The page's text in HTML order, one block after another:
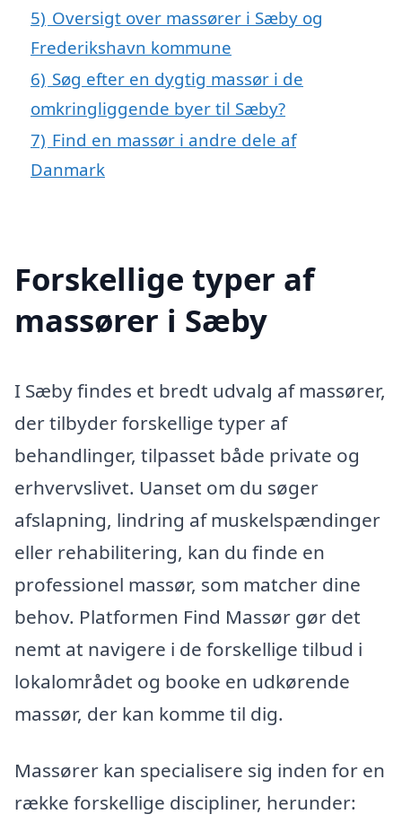
5) Oversigt over massører i Sæby og
Frederikshavn kommune
6) Søg efter en dygtig massør i de
omkringliggende byer til Sæby?
7) Find en massør i andre dele af
Danmark
Forskellige typer af
massører i Sæby
I Sæby findes et bredt udvalg af massører,
der tilbyder forskellige typer af
behandlinger, tilpasset både private og
erhvervslivet. Uanset om du søger
afslapning, lindring af muskelspændinger
eller rehabilitering, kan du finde en
professionel massør, som matcher dine
behov. Platformen Find Massør gør det
nemt at navigere i de forskellige tilbud i
lokalområdet og booke en udkørende
massør, der kan komme til dig.
Massører kan specialisere sig inden for en
række forskellige discipliner, herunder: